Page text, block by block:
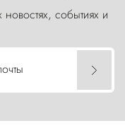
событиях и